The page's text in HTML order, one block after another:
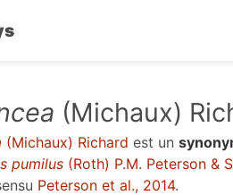
(Michaux)
(Michaux) Richard est un
pumilus (Roth) P.M. Peterson &
Peterson et al., 2014.